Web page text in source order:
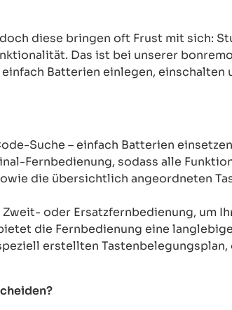
diese bringen oft Frust mit sich:
Das ist bei unserer
Batterien einlegen,
Suche – einfach Batterien
Fernbedienung, sodass alle
die übersichtlich angeordneten
oder Ersatzfernbedienung, um
die Fernbedienung eine
erstellten